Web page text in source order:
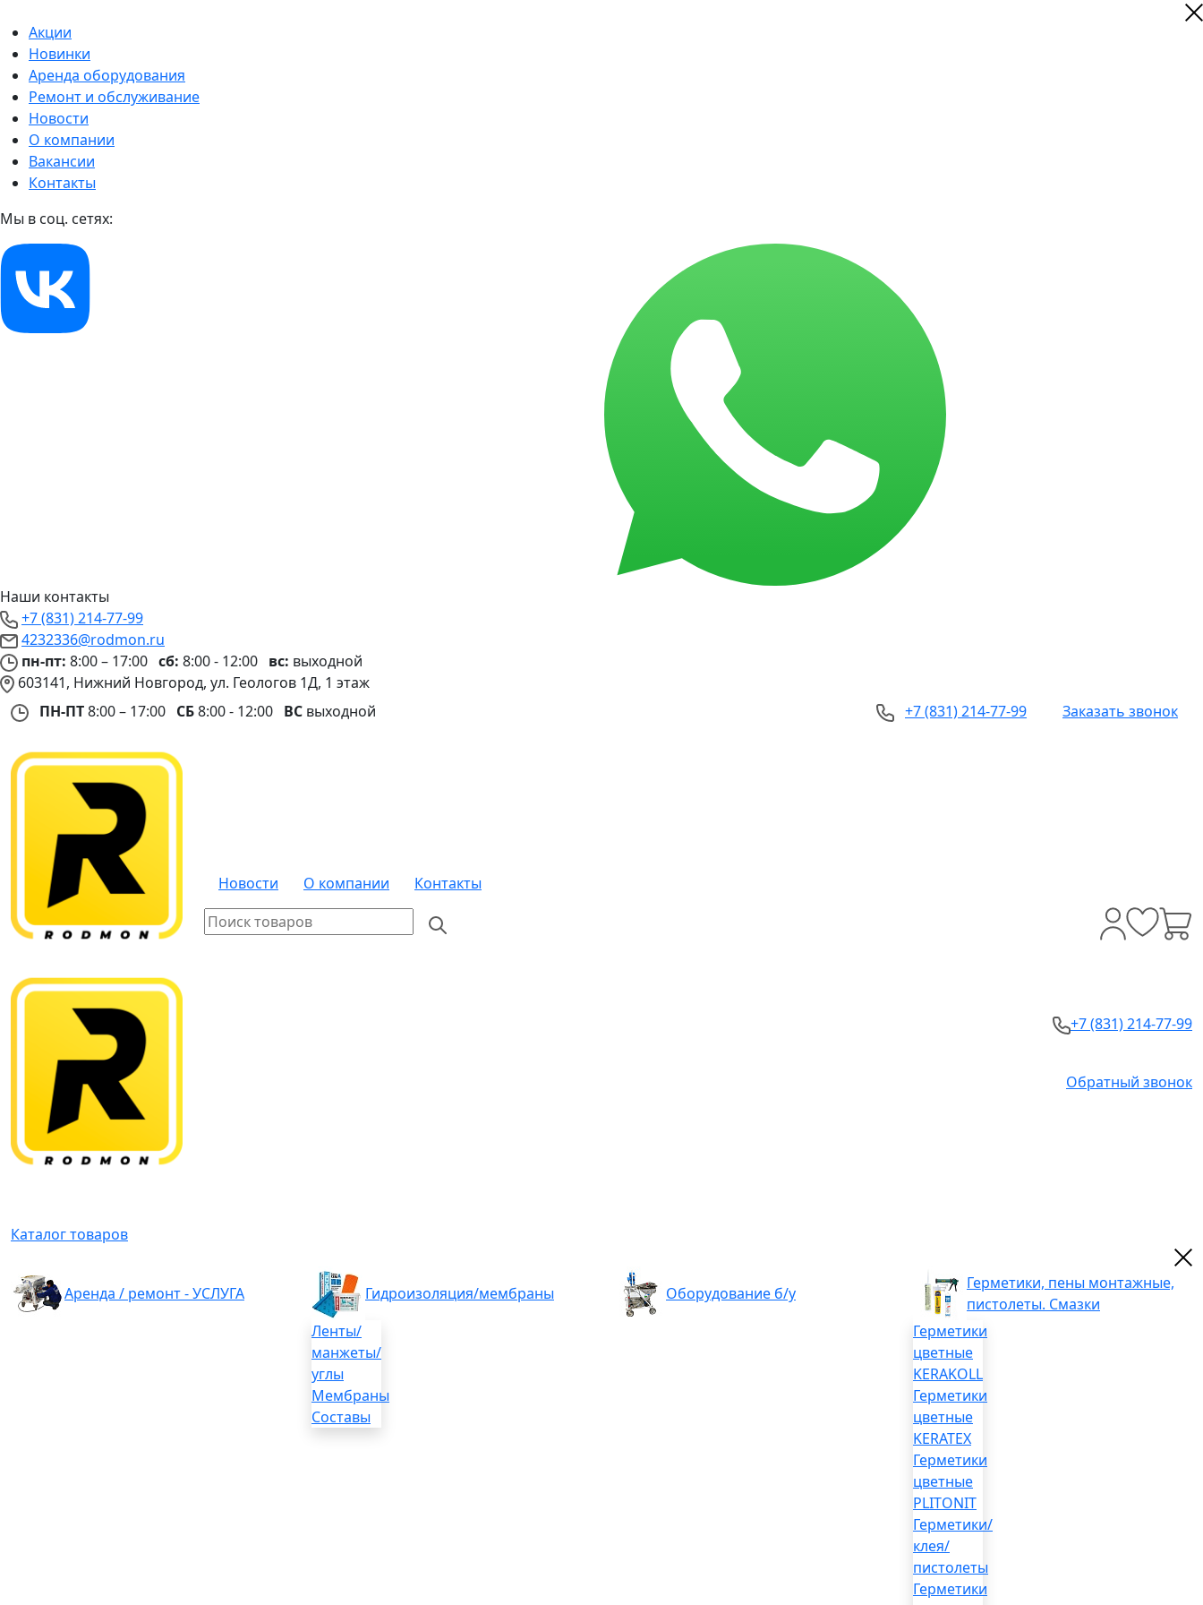
Акции
Новинки
Аренда оборудования
Ремонт и обслуживание
Новости
О компании
Вакансии
Контакты
Мы в соц. сетях:
Наши контакты
+7 (831) 214-77-99
4232336@rodmon.ru
пн-пт: 8:00 – 17:00 сб: 8:00 - 12:00 вс: выходной
603141, Нижний Новгород, ул. Геологов 1Д, 1 этаж
ПН-ПТ8:00 – 17:00 СБ8:00 - 12:00 ВС выходной +7 (831) 214-77-99 Заказать звонок
Новости О компании Контакты
+7 (831) 214-77-99
Обратный звонок
Каталог товаров
Аренда / ремонт - УСЛУГА
Гидроизоляция/мембраны
Ленты/
манжеты/
углы
Мембраны
Составы
Оборудование б/у
Герметики, пены монтажные,
пистолеты. Смазки
Герметики
цветные
KERAKOLL
Герметики
цветные
KERATEX
Герметики
цветные
PLITONIT
Герметики/
клея/
пистолеты
Герметики